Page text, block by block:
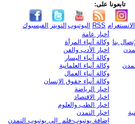
تابعونا على:
الفيسبوك التويتر اليوتيوب RSS الانستغرام
بنا
أخبار عامة
وكالة أنباء المرأة
اخبار الأدب والفن
وكالة أنباء اليسار
وكالة أنباء العلمانية
وكالة أنباء العمال
وكالة أنباء حقوق الإنسان
اخبار الرياضة
اخبار الاقتصاد
اخبار الطب والعلوم
اخبار التمدن
إضافة يوتيوب-فلم إلى يوتيوب التمدن